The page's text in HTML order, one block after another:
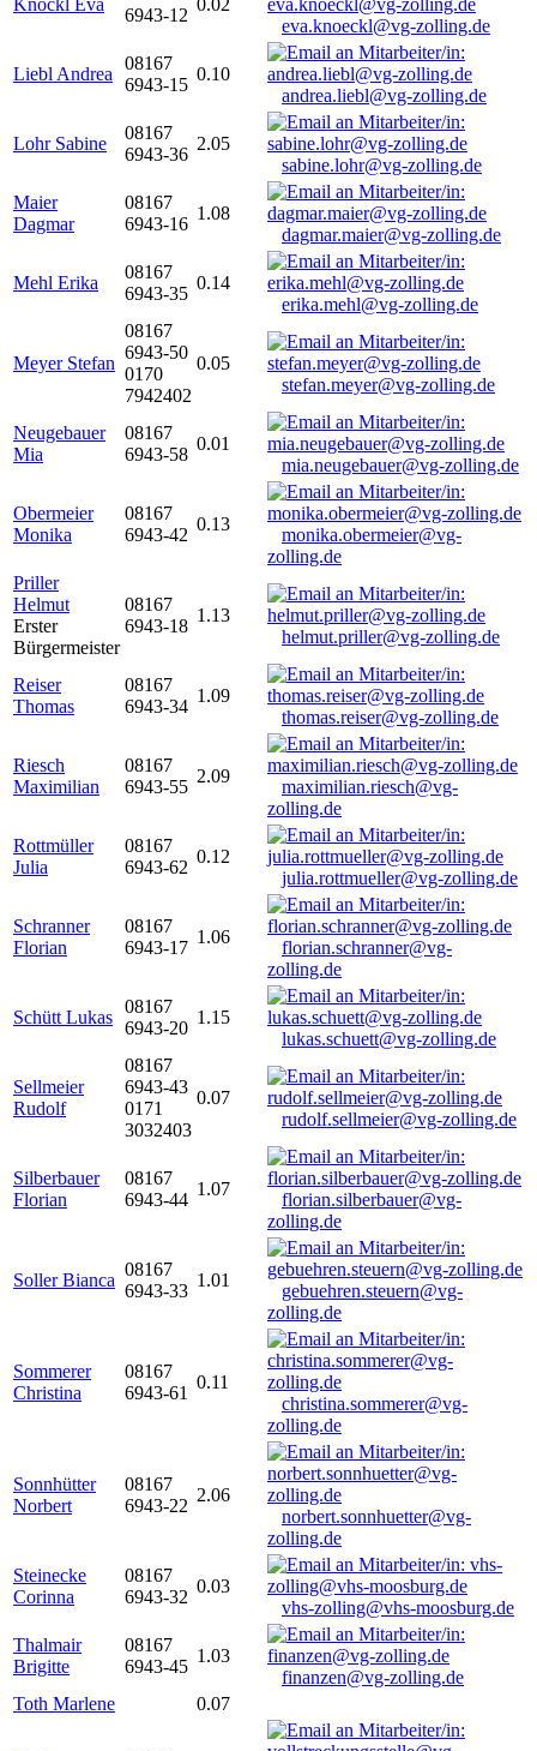
Knöckl Eva
6943-12
0.02
eva.knoeckl@vg-zolling.de
Liebl Andrea
08167
6943-15
0.10
andrea.liebl@vg-zolling.de
Lohr Sabine
08167
6943-36
2.05
sabine.lohr@vg-zolling.de
Maier
Dagmar
08167
6943-16
1.08
dagmar.maier@vg-zolling.de
Mehl Erika
08167
6943-35
0.14
erika.mehl@vg-zolling.de
Meyer Stefan
08167
6943-50
0170
7942402
0.05
stefan.meyer@vg-zolling.de
Neugebauer
Mia
08167
6943-58
0.01
mia.neugebauer@vg-zolling.de
Obermeier
Monika
08167
6943-42
0.13
monika.obermeier@vg-
zolling.de
Priller
Helmut
Erster
Bürgermeister
08167
6943-18
1.13
helmut.priller@vg-zolling.de
Reiser
Thomas
08167
6943-34
1.09
thomas.reiser@vg-zolling.de
Riesch
Maximilian
08167
6943-55
2.09
maximilian.riesch@vg-
zolling.de
Rottmüller
Julia
08167
6943-62
0.12
julia.rottmueller@vg-zolling.de
Schranner
Florian
08167
6943-17
1.06
florian.schranner@vg-
zolling.de
Schütt Lukas
08167
6943-20
1.15
lukas.schuett@vg-zolling.de
Sellmeier
Rudolf
08167
6943-43
0171
3032403
0.07
rudolf.sellmeier@vg-zolling.de
Silberbauer
Florian
08167
6943-44
1.07
florian.silberbauer@vg-
zolling.de
Soller Bianca
08167
6943-33
1.01
gebuehren.steuern@vg-
zolling.de
Sommerer
Christina
08167
6943-61
0.11
christina.sommerer@vg-
zolling.de
Sonnhütter
Norbert
08167
6943-22
2.06
norbert.sonnhuetter@vg-
zolling.de
Steinecke
Corinna
08167
6943-32
0.03
vhs-zolling@vhs-moosburg.de
Thalmair
Brigitte
08167
6943-45
1.03
finanzen@vg-zolling.de
Toth Marlene
0.07